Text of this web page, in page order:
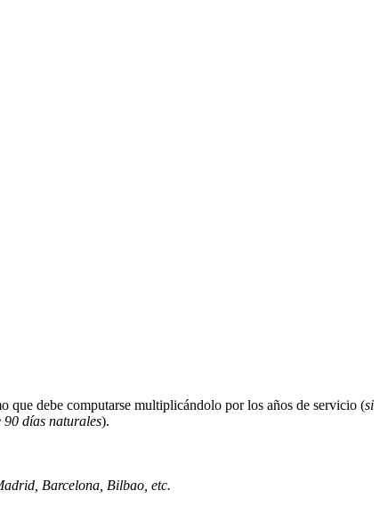
que debe computarse multiplicándolo por los años de servicio (si
90 días naturales).
Barcelona, Bilbao, etc.